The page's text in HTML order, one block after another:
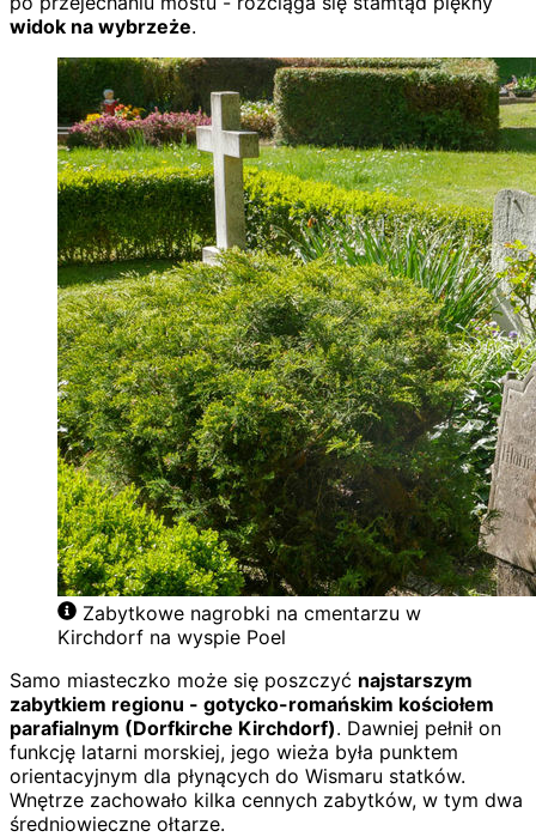
widok na wybrzeże.
Zabytkowe nagrobki na cmentarzu w
Kirchdorf na wyspie Poel
Samo miasteczko może się poszczyć najstarszym
zabytkiem regionu - gotycko-romańskim kościołem
parafialnym (Dorfkirche Kirchdorf). Dawniej pełnił on
funkcję latarni morskiej, jego wieża była punktem
orientacyjnym dla płynących do Wismaru statków.
Wnętrze zachowało kilka cennych zabytków, w tym dwa
średniowieczne ołtarze.